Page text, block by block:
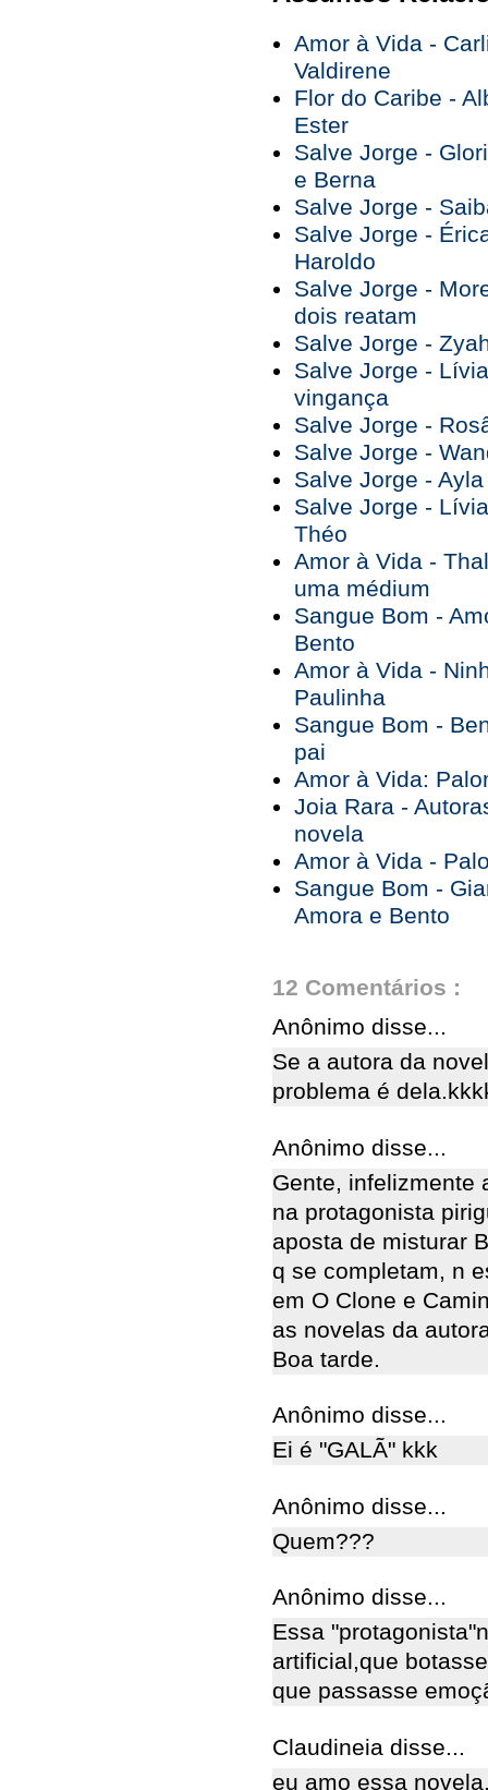
Amor à Vida -
Valdirene
Flor do Caribe -
Ester
Salve Jorge -
e Berna
Salve Jorge -
Salve Jorge -
Haroldo
Salve Jorge -
dois reatam
Salve Jorge -
Salve Jorge -
vingança
Salve Jorge -
Salve Jorge -
Salve Jorge -
Salve Jorge -
Théo
Amor à Vida -
uma médium
Sangue Bom -
Bento
Amor à Vida -
Paulinha
Sangue Bom -
pai
Amor à Vida:
Joia Rara -
novela
Amor à Vida -
Sangue Bom -
Amora e Bento
12 Comentários :
Anônimo disse...
Se a autora da
problema é
Anônimo disse...
Gente, infelizmente
na protagonista
aposta de misturar
q se completam, n
em O Clone e
as novelas da
Boa tarde.
Anônimo disse...
Ei é "GALÃ" kkk
Anônimo disse...
Quem???
Anônimo disse...
Essa
artificial,que
que passasse
Claudineia disse...
eu amo essa